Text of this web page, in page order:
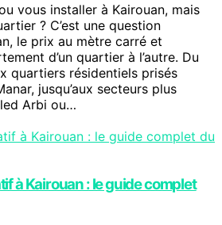
vous installer à Kairouan, mais
? C’est une question
le prix au mètre carré et
d’un quartier à l’autre. Du
quartiers résidentiels prisés
jusqu’aux secteurs plus
Arbi ou…
à Kairouan : le guide complet